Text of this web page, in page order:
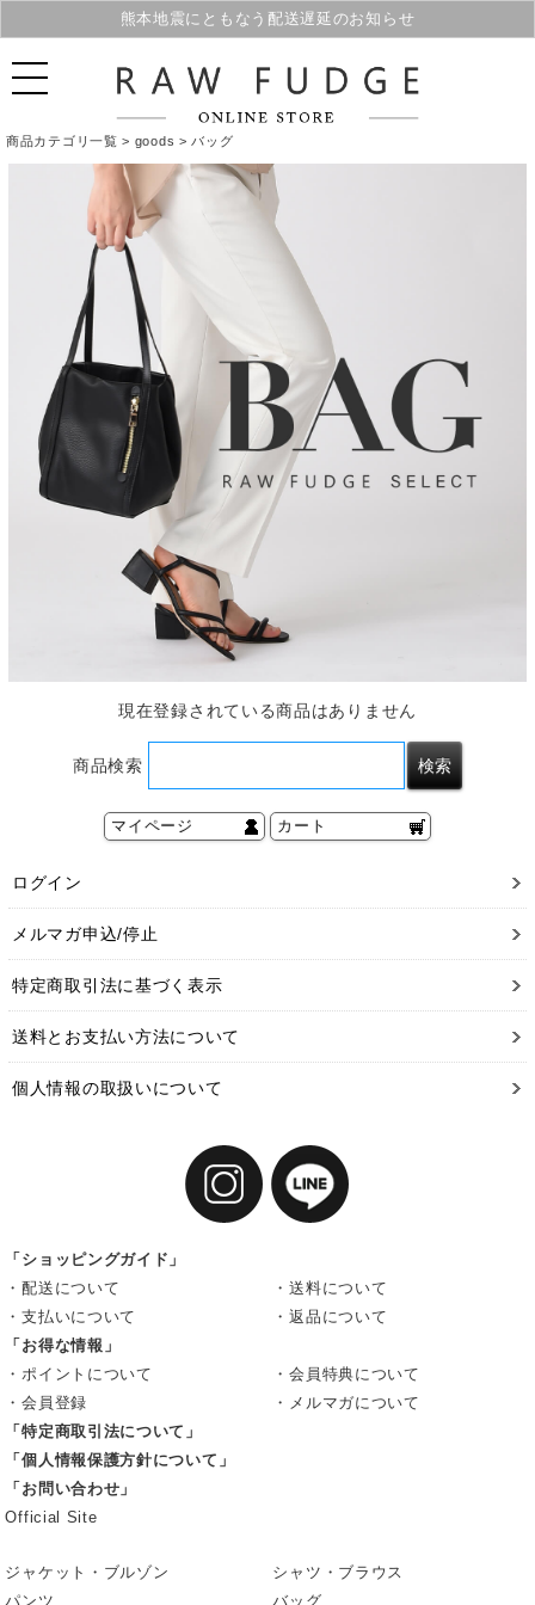
熊本地震にともなう配送遅延のお知らせ
商品カテゴリ一覧 > goods > バッグ
現在登録されている商品はありません
商品検索
マイページ カート
ログイン
メルマガ申込/停止
特定商取引法に基づく表示
送料とお支払い方法について
個人情報の取扱いについて
「ショッピングガイド」
・配送について
・送料について
・支払いについて
・返品について
「お得な情報」
・ポイントについて
・会員特典について
・会員登録
・メルマガについて
「特定商取引法について」
「個人情報保護方針について」
「お問い合わせ」
Official Site
ジャケット・ブルゾン
シャツ・ブラウス
パンツ
バッグ